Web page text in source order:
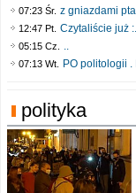
07:23 Śr. z gniazdami
12:47 Pt. Czytaliście już
05:15 Cz. ..
07:13 Wt. PO politologii .
polityka